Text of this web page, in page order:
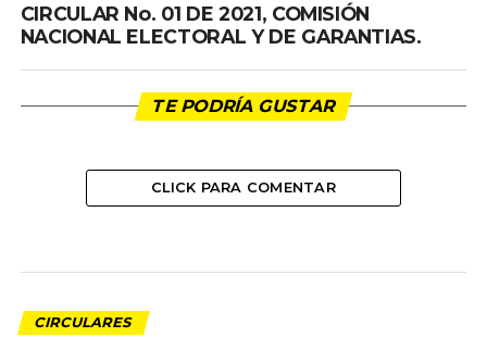
CIRCULAR No. 01 DE 2021, COMISIÓN
NACIONAL ELECTORAL Y DE GARANTIAS.
TE PODRÍA GUSTAR
CLICK PARA COMENTAR
CIRCULARES